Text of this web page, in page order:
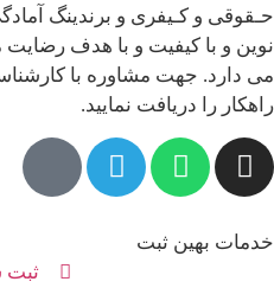
حـقوقی و کـیفری و برندینگ
نوین و با کیفیت و با هدف رضایت
می دارد. جهت مشاوره با
راهکار را دریافت نمایید.
خدمات بهین ثبت